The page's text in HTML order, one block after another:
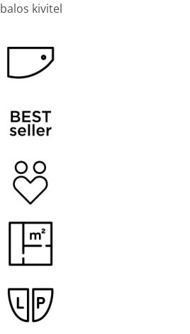
balos kivitel